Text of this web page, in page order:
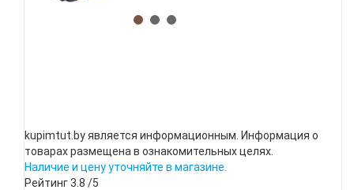
kupimtut.by является информационным. Информация о
товарах размещена в ознакомительных целях.
Наличие и цену уточняйте в магазине.
Рейтинг3.8 /5